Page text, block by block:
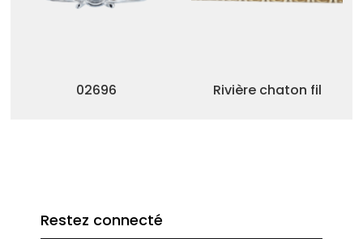
02696 Rivière chaton fil
Restez connecté